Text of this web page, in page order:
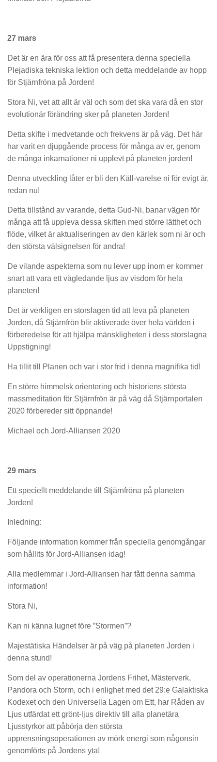
27 mars
Det är en ära för oss att få presentera denna speciella
Plejadiska tekniska lektion och detta meddelande av hopp
för Stjärnfröna på Jorden!
Stora Ni, vet att allt är väl och som det ska vara då en stor
evolutionär förändring sker på planeten Jorden!
Detta skifte i medvetande och frekvens är på väg. Det här
har varit en djupgående process för många av er, genom
de många inkarnationer ni upplevt på planeten jorden!
Denna utveckling låter er bli den Käll-varelse ni för evigt är,
redan nu!
Detta tillstånd av varande, detta Gud-Ni, banar vägen för
många att få uppleva dessa skiften med större lätthet och
flöde, vilket är aktualiseringen av den kärlek som ni är och
den största välsignelsen för andra!
De vilande aspekterna som nu lever upp inom er kommer
snart att vara ett vägledande ljus av visdom för hela
planeten!
Det är verkligen en storslagen tid att leva på planeten
Jorden, då Stjärnfrön blir aktiverade över hela världen i
förberedelse för att hjälpa mänskligheten i dess storslagna
Uppstigning!
Ha tillit till Planen och var i stor frid i denna magnifika tid!
En större himmelsk orientering och historiens största
massmeditation för Stjärnfrön är på väg då Stjärnportalen
2020 förbereder sitt öppnande!
Michael och Jord-Alliansen 2020
29 mars
Ett speciellt meddelande till Stjärnfröna på planeten
Jorden!
Inledning:
Följande information kommer från speciella genomgångar
som hållits för Jord-Alliansen idag!
Alla medlemmar i Jord-Alliansen har fått denna samma
information!
Stora Ni,
Kan ni känna lugnet före ”Stormen”?
Majestätiska Händelser är på väg på planeten Jorden i
denna stund!
Som del av operationerna Jordens Frihet, Mästerverk,
Pandora och Storm, och i enlighet med det 29:e Galaktiska
Kodexet och den Universella Lagen om Ett, har Råden av
Ljus utfärdat ett grönt-ljus direktiv till alla planetära
Ljusstyrkor att påbörja den största
upprensningsoperationen av mörk energi som någonsin
genomförts på Jordens yta!